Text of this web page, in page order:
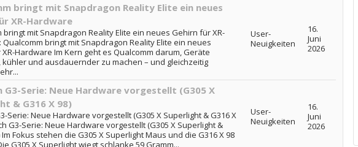
bringt mit Snapdragon Reality Elite ein neues
XR-Hardware
bringt mit Snapdragon Reality Elite ein neues Gehirn für XR-
bringt mit Snapdragon Reality Elite ein neues
Hardware Im Kern geht es Qualcomm darum, Geräte
kühler und ausdauernder zu machen – und gleichzeitig
User-
Neuigkeiten
16.
Juni
2026
G3-Serie: Neue Hardware vorgestellt (G305 X
& G316 X 98)
Serie: Neue Hardware vorgestellt (G305 X Superlight & G316 X
G3-Serie: Neue Hardware vorgestellt (G305 X Superlight &
Im Fokus stehen die G305 X Superlight Maus und die G316 X 98
G305 X Superlight wiegt schlanke 59 Gramm...
User-
Neuigkeiten
16.
Juni
2026